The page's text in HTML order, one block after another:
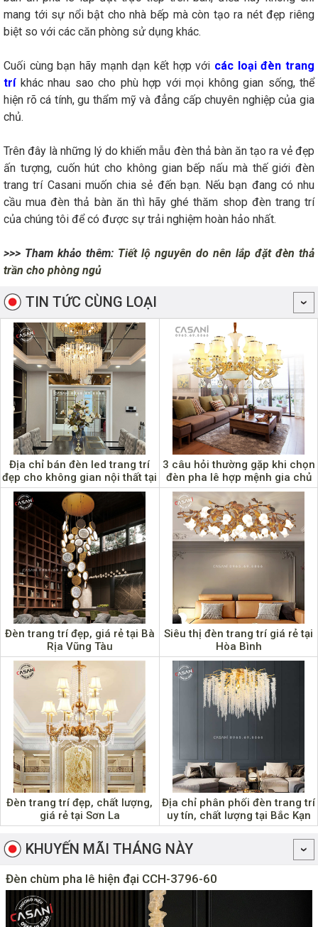
mang tới sự nổi bật cho nhà bếp mà còn tạo ra nét đẹp riêng
biệt so với các căn phòng sử dụng khác.
Cuối cùng bạn hãy mạnh dạn kết hợp với các loại đèn trang
tríkhác nhau sao cho phù hợp với mọi không gian sống, thể
hiện rõ cá tính, gu thẩm mỹ và đẳng cấp chuyên nghiệp của gia
chủ.
Trên đây là những lý do khiến mẫu đèn thả bàn ăn tạo ra vẻ đẹp
ấn tượng, cuốn hút cho không gian bếp nấu mà thế giới đèn
trang trí Casani muốn chia sẻ đến bạn. Nếu bạn đang có nhu
cầu mua đèn thả bàn ăn thì hãy ghé thăm shop đèn trang trí
của chúng tôi để có được sự trải nghiệm hoàn hảo nhất.
>>> Tham khảo thêm: Tiết lộ nguyên do nên lắp đặt đèn thả
trần cho phòng ngủ
TIN TỨC CÙNG LOẠI
Địa chỉ bán đèn led trang trí
đẹp cho không gian nội thất tại
Cao Bằng
3 câu hỏi thường gặp khi chọn
đèn pha lê hợp mệnh gia chủ
Đèn trang trí đẹp, giá rẻ tại Bà
Rịa Vũng Tàu
Siêu thị đèn trang trí giá rẻ tại
Hòa Bình
Đèn trang trí đẹp, chất lượng,
giá rẻ tại Sơn La
Địa chỉ phân phối đèn trang trí
uy tín, chất lượng tại Bắc Kạn
KHUYẾN MÃI THÁNG NÀY
Đèn chùm pha lê hiện đại CCH-3796-60